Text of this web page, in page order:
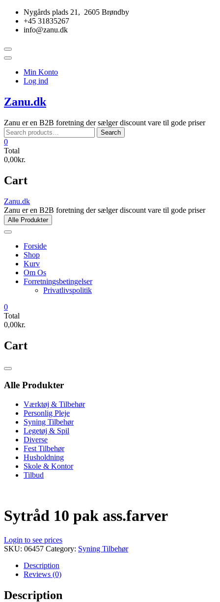
Skip
content
Nygårds plads 21, 2605 Brøndby
+45 31835267
info@zanu.dk
Topbar
Menu
Min Konto
Log ind
Zanu.dk
Zanu er en B2B foretning der sælger discount vare til gode priser
Search
for:
Search
0
Total
0,00kr.
Cart
Zanu.dk
Zanu er en B2B foretning der sælger discount vare til gode priser
Alle Produkter
Forside
Shop
Kurv
Om Os
Forretningsbetingelser
Privatlivspolitik
0
Total
0,00kr.
Cart
Catalog
Alle Produkter
Værktøj & Tilbehør
Personlig Pleje
Syning Tilbehør
Legetøj & Spil
Diverse
Fest Tilbehør
Husholdning
Skole & Kontor
Tilbud
Sytråd 10 pak ass.farver
Login to see prices
SKU: 06457 Category: Syning Tilbehør
Description
Reviews (0)
Description